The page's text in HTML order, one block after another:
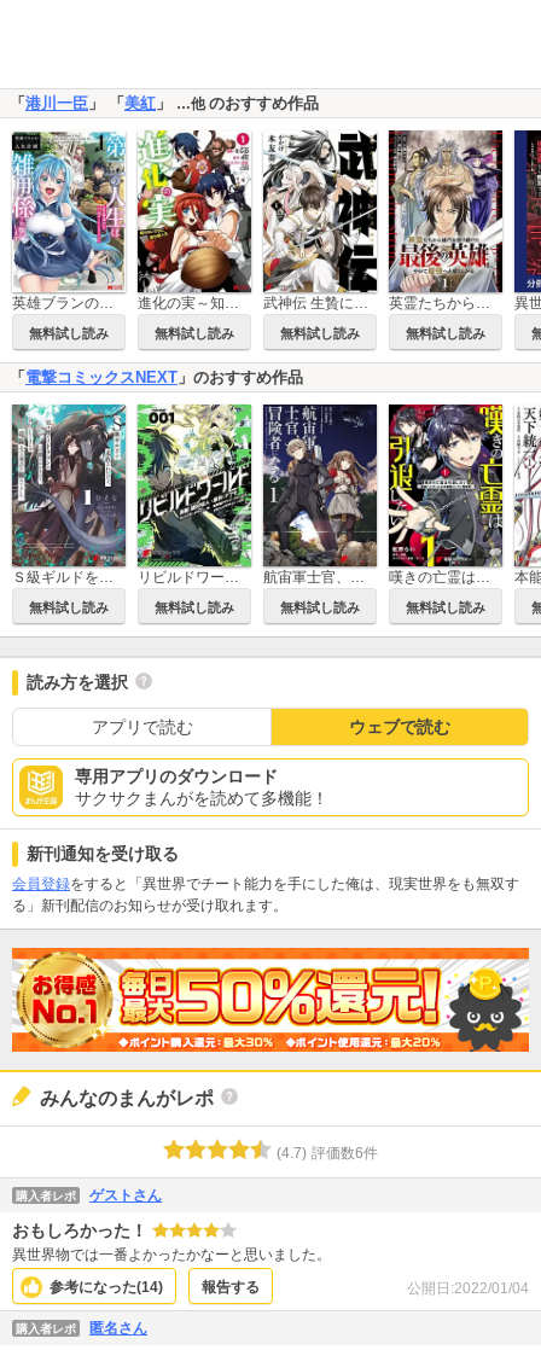
「 港川一臣 」 「 美紅 」 …他のおすすめ作品
英雄ブランの人生計画 第二の人生は雑用係でお願いします(コミック)
無料試し読み
進化の実～知らないうちに勝ち組人生～
無料試し読み
武神伝 生贄に捧げられた俺は、神に拾われ武を極める
無料試し読み
英霊たちから修行を受け続けた最後の英雄は、やがて最強へと成り上がる 【単話版】
無料試し読み
「 電撃コミックスNEXT 」のおすすめ作品
Ｓ級ギルドを追放されたけど、実は俺だけドラゴンの言葉がわかるので、気付いたときには竜騎士の頂点を極めてました。
無料試し読み
リビルドワールド
無料試し読み
航宙軍士官、冒険者になる
無料試し読み
嘆きの亡霊は引退したい ～最弱ハンターによる最強パーティ育成術～
無料試し読み
読み方を選択
アプリで読む ウェブで読む
専用アプリのダウンロード
サクサクまんがを読めて多機能！
新刊通知を受け取る
会員登録をすると「異世界でチート能力を手にした俺は、現実世界をも無双す
る」新刊配信のお知らせが受け取れます。
みんなのまんがレポ
(4.7) 評価数6件
購入者レポ ゲストさん
おもしろかった！
異世界物では一番よかったかなーと思いました。
参考になった(14) 報告する 公開日:2022/01/04
購入者レポ 匿名さん